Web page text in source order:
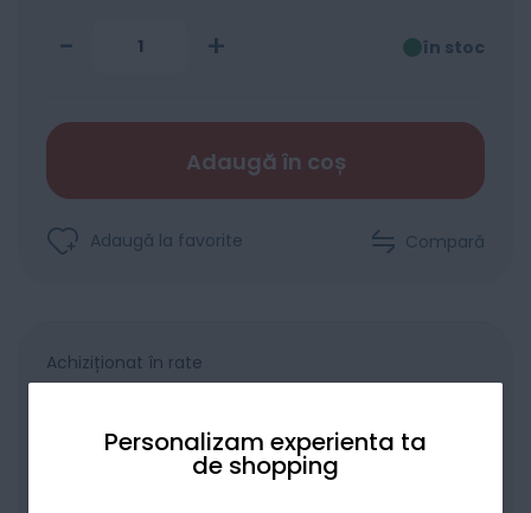
Personalizam experienta ta
de shopping
- + în stoc
Adaugă în coș
Adaugă la favorite Compară
Achiziționat în rate